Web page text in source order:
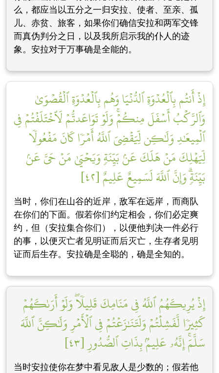
么，都应当以五分之一归安拉、使者、至亲、孤
儿、赤贫、旅客，如果你们确信安拉和两军交锋
而真伪判分之日，以及我所启示我的仆人的迹
象。安拉对于万事确是全能的。
إِذۡ أَنتُم بِٱلۡعُدۡوَةِ ٱلدُّنۡيَا وَهُم بِٱلۡعُدۡوَةِ ٱلۡقُصۡوَىٰ
وَٱلرَّكۡبُ أَسۡفَلَ مِنكُمۡۚ وَلَوۡ تَوَاعَدتُّمۡ لَٱخۡتَلَفۡتُمۡ فِي
ٱلۡمِيعَٰدِ وَلَٰكِن لِّيَقۡضِيَ ٱللَّهُ أَمۡرٗا كَانَ مَفۡعُولٗا
لِّيَهۡلِكَ مَنۡ هَلَكَ عَنۢ بَيِّنَةٖ وَيَحۡيَىٰ مَنۡ حَيَّ عَنۢ
بَيِّنَةٖۗ وَإِنَّ ٱللَّهَ لَسَمِيعٌ عَلِيمٌ [٤٢]
当时，你们在山谷的近岸，敌军在远岸，而商队
在你们的下面。假若你们约定相会，你们必定爽
约，但（安拉集合你们），以便他判决一件必行
的事，以便灭亡者见明证而后灭亡，生存者见明
证而后生存。安拉确是全聪的，确是全知的。
إِذۡ يُرِيكَهُمُ ٱللَّهُ فِي مَنَامِكَ قَلِيلٗاۖ وَلَوۡ أَرَىٰكَهُمۡ
كَثِيرٗا لَّفَشِلۡتُمۡ وَلَتَنَٰزَعۡتُمۡ فِي ٱلۡأَمۡرِ وَلَٰكِنَّ ٱللَّهَ
سَلَّمَۚ إِنَّهُۥ عَلِيمُۢ بِذَاتِ ٱلصُّدُورِ [٤٣]
当时安拉使你在梦中看见敌人是少数的；假若他